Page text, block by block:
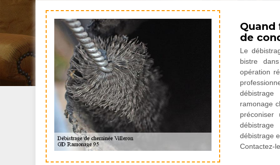
Quand
de
Le
bistre
opération
ramonage
débistrage
Contactez-